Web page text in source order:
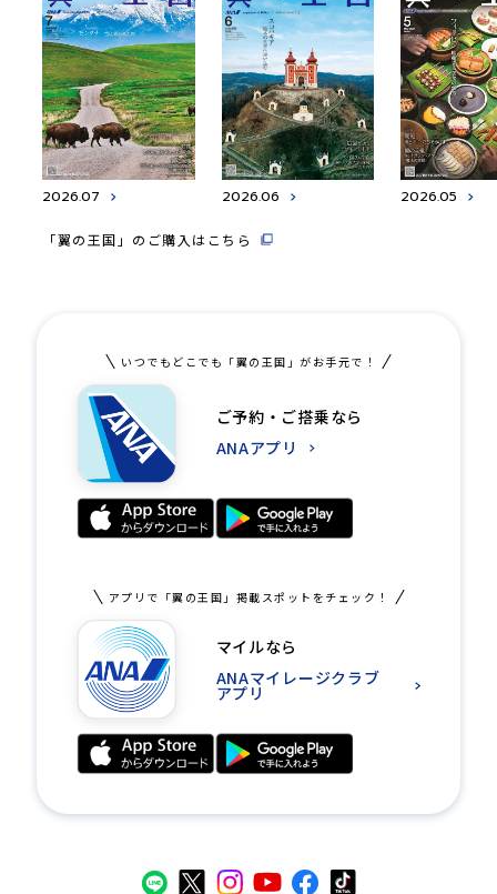
2026.07 2026.06 2026.05
「翼の王国」のご購入はこちら
いつでもどこでも「翼の王国」がお手元で！
ご予約・ご搭乗なら
ANAアプリ
アプリで「翼の王国」掲載スポットをチェック！
マイルなら
ANAマイレージクラブ
アプリ